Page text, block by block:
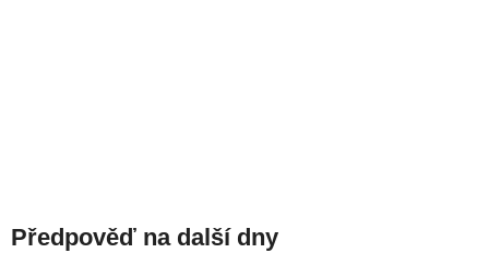
Předpověď na další dny